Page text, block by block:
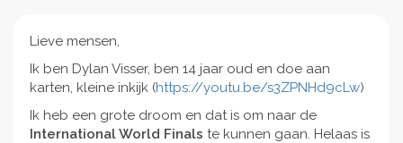
Lieve mensen,
Ik ben Dylan Visser, ben 14 jaar oud en doe aan
karten, kleine inkijk (https://youtu.be/s3ZPNHd9cLw)
Ik heb een grote droom en dat is om naar de
International World Finals te kunnen gaan. Helaas is